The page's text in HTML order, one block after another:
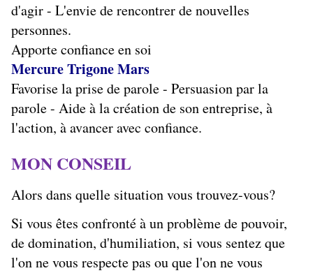
d'agir - L'envie de rencontrer de nouvelles
personnes.
Apporte confiance en soi
Mercure Trigone Mars
Favorise la prise de parole - Persuasion par la
parole - Aide à la création de son entreprise, à
l'action, à avancer avec confiance.
MON CONSEIL
Alors dans quelle situation vous trouvez-vous?
Si vous êtes confronté à un problème de pouvoir,
de domination, d'humiliation, si vous sentez que
l'on ne vous respecte pas ou que l'on ne vous